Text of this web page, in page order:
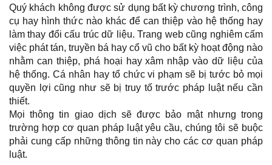
Quý khách không được sử dụng bất kỳ chương trình, công
cụ hay hình thức nào khác để can thiệp vào hệ thống hay
làm thay đổi cấu trúc dữ liệu. Trang web cũng nghiêm cấm
việc phát tán, truyền bá hay cổ vũ cho bất kỳ hoạt động nào
nhằm can thiệp, phá hoại hay xâm nhập vào dữ liệu của
hệ thống. Cá nhân hay tổ chức vi phạm sẽ bị tước bỏ mọi
quyền lợi cũng như sẽ bị truy tố trước pháp luật nếu cần
thiết.
Mọi thông tin giao dịch sẽ được bảo mật nhưng trong
trường hợp cơ quan pháp luật yêu cầu, chúng tôi sẽ buộc
phải cung cấp những thông tin này cho các cơ quan pháp
luật.